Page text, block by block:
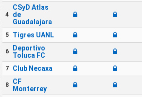
4
CSyD Atlas
de
Guadalajara
5 Tigres UANL
6
Deportivo
Toluca FC
7 Club Necaxa
8
CF
Monterrey